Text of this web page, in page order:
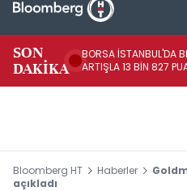
SON
DAKİKA
BORSA İSTANBUL'DA
ARTIŞLA 13 BİN 827
Bloomberg HT Haberler
açıkladı